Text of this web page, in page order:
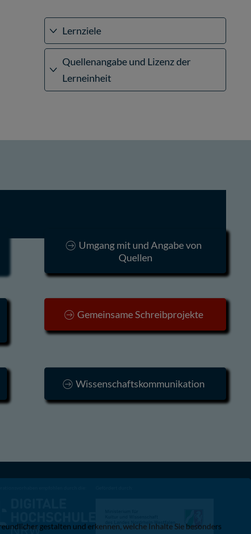
Lernziele
Quellenangabe und Lizenz der
Lerneinheit
Umgang mit und Angabe von
Quellen
Gemeinsame Schreibprojekte
Wissenschaftskommunikation
gestalten und erkennen, welche Inhalte Sie besonders